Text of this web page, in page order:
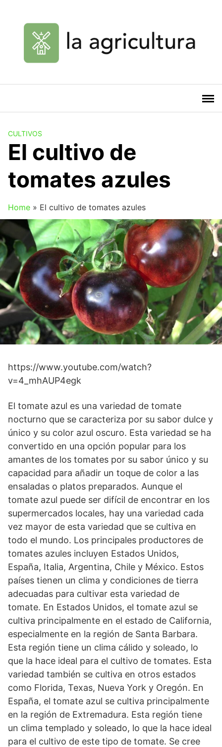
contenido
CULTIVOS
El cultivo de
tomates azules
Home » El cultivo de tomates azules
https://www.youtube.com/watch?
v=4_mhAUP4egk
El tomate azul es una variedad de tomate
nocturno que se caracteriza por su sabor dulce y
único y su color azul oscuro. Esta variedad se ha
convertido en una opción popular para los
amantes de los tomates por su sabor único y su
capacidad para añadir un toque de color a las
ensaladas o platos preparados. Aunque el
tomate azul puede ser difícil de encontrar en los
supermercados locales, hay una variedad cada
vez mayor de esta variedad que se cultiva en
todo el mundo. Los principales productores de
tomates azules incluyen Estados Unidos,
España, Italia, Argentina, Chile y México. Estos
países tienen un clima y condiciones de tierra
adecuadas para cultivar esta variedad de
tomate. En Estados Unidos, el tomate azul se
cultiva principalmente en el estado de California,
especialmente en la región de Santa Barbara.
Esta región tiene un clima cálido y soleado, lo
que la hace ideal para el cultivo de tomates. Esta
variedad también se cultiva en otros estados
como Florida, Texas, Nueva York y Oregón. En
España, el tomate azul se cultiva principalmente
en la región de Extremadura. Esta región tiene
un clima templado y soleado, lo que la hace ideal
para el cultivo de este tipo de tomate. Se cree